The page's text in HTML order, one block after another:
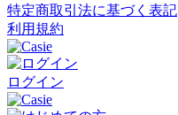
特定商取引法に基づく表記
利用規約
ログイン